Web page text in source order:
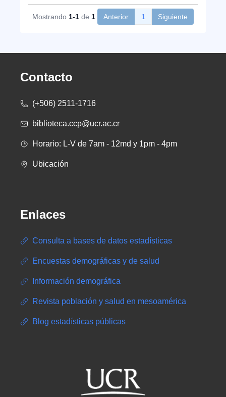
Mostrando 1-1 de 1 Anterior 1 Siguiente
Contacto
(+506) 2511-1716
biblioteca.ccp@ucr.ac.cr
Horario: L-V de 7am - 12md y 1pm - 4pm
Ubicación
Enlaces
Consulta a bases de datos estadísticas
Encuestas demográficas y de salud
Información demográfica
Revista población y salud en mesoamérica
Blog estadísticas públicas